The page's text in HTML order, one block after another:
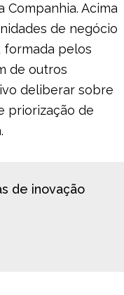
Companhia. Acima
de negócio
formada pelos
de outros
deliberar sobre
priorização de
de inovação